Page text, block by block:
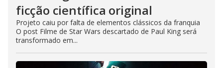
ficção científica original
Projeto caiu por falta de elementos clássicos da franquia
O post Filme de Star Wars descartado de Paul King será
transformado em...